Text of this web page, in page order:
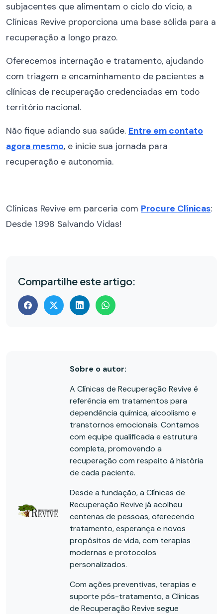
subjacentes que alimentam o ciclo do vício, a
Clínicas Revive proporciona uma base sólida para a
recuperação a longo prazo.
Oferecemos internação e tratamento, ajudando
com triagem e encaminhamento de pacientes a
clínicas de recuperação credenciadas em todo
território nacional.
Não fique adiando sua saúde. Entre em contato
agora mesmo, e inicie sua jornada para
recuperação e autonomia.
Clínicas Revive em parceria com Procure Clínicas:
Desde 1.998 Salvando Vidas!
Compartilhe este artigo:
Sobre o autor:
A Clínicas de Recuperação Revive é
referência em tratamentos para
dependência química, alcoolismo e
transtornos emocionais. Contamos
com equipe qualificada e estrutura
completa, promovendo a
recuperação com respeito à história
de cada paciente.
Desde a fundação, a Clínicas de
Recuperação Revive já acolheu
centenas de pessoas, oferecendo
tratamento, esperança e novos
propósitos de vida, com terapias
modernas e protocolos
personalizados.
Com ações preventivas, terapias e
suporte pós-tratamento, a Clínicas
de Recuperação Revive segue